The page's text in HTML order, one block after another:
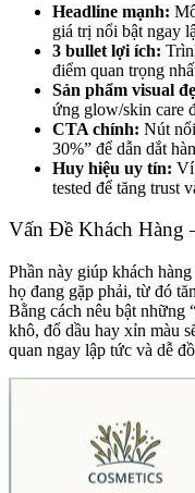
Headline mạnh:
giá trị nổi bật ngay
3 bullet lợi ích:
điểm quan trọng
Sản phẩm visual
ứng glow/skin care
CTA chính: Nút
30%” để dẫn dắt
Huy hiệu uy tín: Ví
tested để tăng trust
Vấn Đề Khách Hàng
Phần này giúp khách
họ đang gặp phải, từ đó
Bằng cách nêu bật những
khô, đổ dầu hay xỉn màu
quan ngay lập tức và dễ